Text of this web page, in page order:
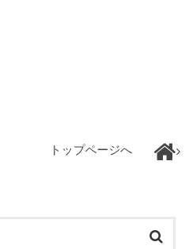
トップページへ